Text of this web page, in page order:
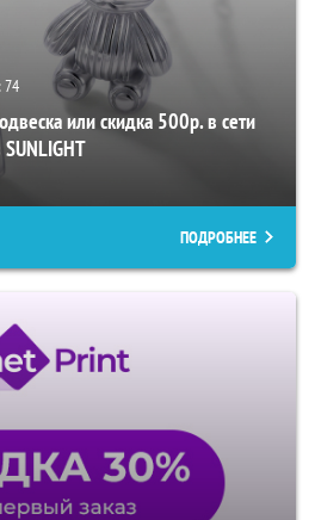
74
или скидка 500р. в сети
ПОДРОБНЕЕ